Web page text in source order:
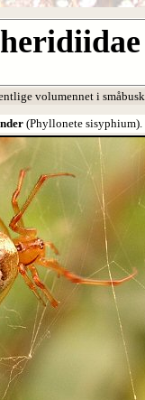
volumennet i
(Phyllonete sisyphium).